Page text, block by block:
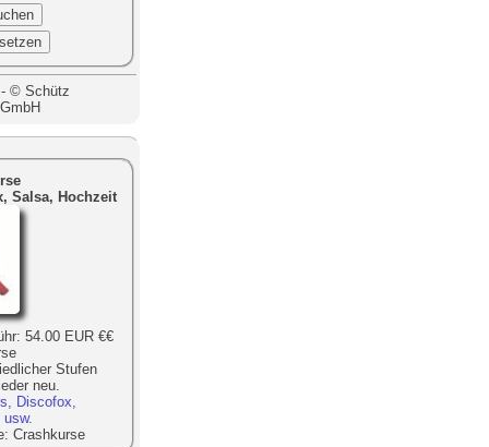
© Schütz
Salsa, Hochzeit
54.00 EUR €€
Stufen
neu.
Discofox,
usw.
Crashkurse